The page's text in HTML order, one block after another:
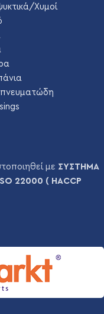
Χυμοί
με ΣΥΣΤΗΜΑ
22000 ( HACCP